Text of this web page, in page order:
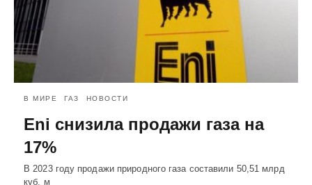
В МИРЕ ГАЗ НОВОСТИ
Eni снизила продажи газа на
17%
В 2023 году продажи природного газа составили 50,51 млрд
куб. м